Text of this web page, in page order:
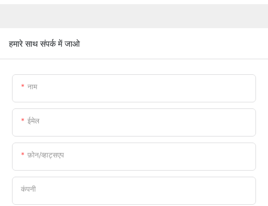
हमारे साथ संपर्क में जाओ
नाम
ईमेल
फ़ोन/व्हाट्सएप
कंपनी